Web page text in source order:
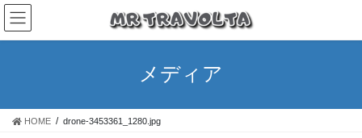
メディア
HOME drone-3453361_1280.jpg